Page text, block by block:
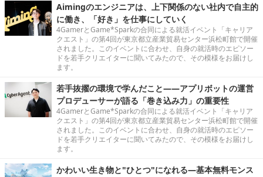
Aimingのエンジニアは、上下関係のない社内で自主的
に働き、「好き」を仕事にしていく
4GamerとGame*Sparkの合同による就活イベント「キャリア
クエスト」の第4回が東京都立産業貿易センター浜松町館で開催
されました。このイベントに合わせ、自身の就活時のエピソー
ドを若手クリエイターに聞いてみたので、その模様をお届けし
ます。
若手抜擢の環境で学んだこと――アプリボットの運営
プロデューサーが語る「巻き込み力」の重要性
4GamerとGame*Sparkの合同による就活イベント「キャリア
クエスト」の第4回が東京都立産業貿易センター浜松町館で開催
されました。このイベントに合わせ、自身の就活時のエピソー
ドを若手クリエイターに聞いてみたので、その模様をお届けし
ます。
かわいい生き物と"ひとつ"になれる―基本無料モンス